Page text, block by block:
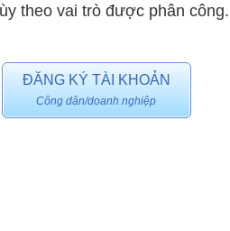
theo vai trò được phân công.
ĐĂNG KÝ TÀI KHOẢN
Công dân/doanh nghiệp